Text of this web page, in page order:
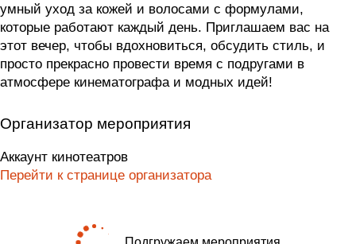
умный уход за кожей и волосами с формулами,
которые работают каждый день. Приглашаем вас на
этот вечер, чтобы вдохновиться, обсудить стиль, и
просто прекрасно провести время с подругами в
атмосфере кинематографа и модных идей!
Организатор мероприятия
Аккаунт кинотеатров
Перейти к странице организатора